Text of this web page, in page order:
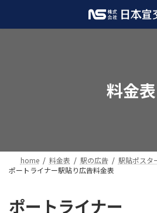
テ
ゲ
料金表
home 料金表 駅の広告
駅貼ポスタ
ポートライナー駅貼り広告料金表
ポートライナー